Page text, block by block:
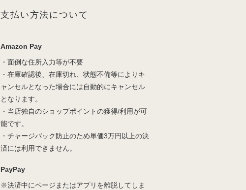
支払い方法について
Amazon Pay
・面倒な住所入力等が不要
・在庫確認後、在庫切れ、状態不備等によりキ
ャンセルとなった場合には自動的にキャンセル
となります。
・当店独自のショップポイントの獲得/利用が可
能です。
・チャージバック防止のため単価3万円以上の決
済には利用できません。
PayPay
※決済中にページまたはアプリを離脱してしま